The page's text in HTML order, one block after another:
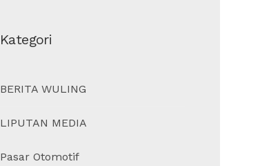
Kategori
BERITA WULING
LIPUTAN MEDIA
Pasar Otomotif